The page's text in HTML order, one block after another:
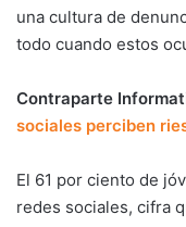
una cultura de
todo cuando estos
Contraparte
sociales perciben
El 61 por ciento de
redes sociales, cifra